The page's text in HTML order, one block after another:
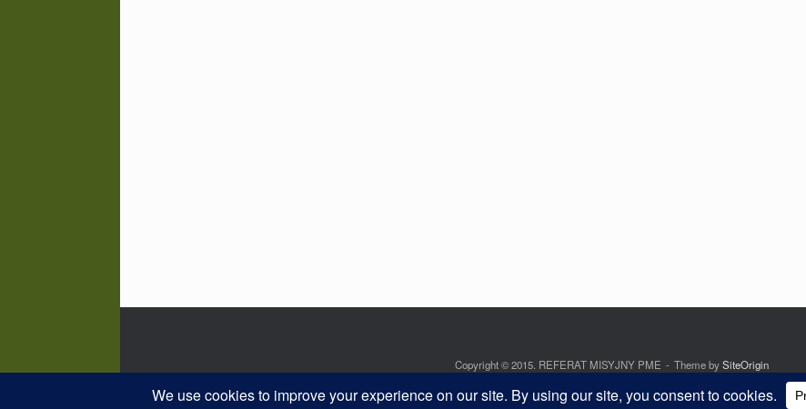
Copyright © 2015. REFERAT MISYJNY PME Theme bySiteOrigin